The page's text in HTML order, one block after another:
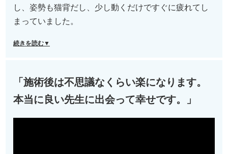
し、姿勢も猫背だし、少し動くだけですぐに疲れてし
まっていました。
続きを読む▼
「施術後は不思議なくらい楽になります。
本当に良い先生に出会って幸せです。」